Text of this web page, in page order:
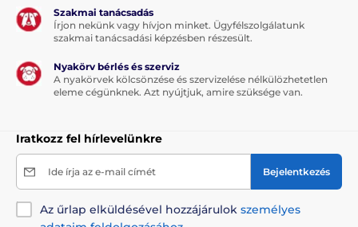
Szakmai tanácsadás
Írjon nekünk vagy hívjon minket. Ügyfélszolgálatunk
szakmai tanácsadási képzésben részesült.
Nyakörv bérlés és szerviz
A nyakörvek kölcsönzése és szervizelése nélkülözhetetlen
eleme cégünknek. Azt nyújtjuk, amire szüksége van.
Iratkozz fel hírlevelünkre
Ide írja az e-mail címét Bejelentkezés
Az űrlap elküldésével hozzájárulok személyes